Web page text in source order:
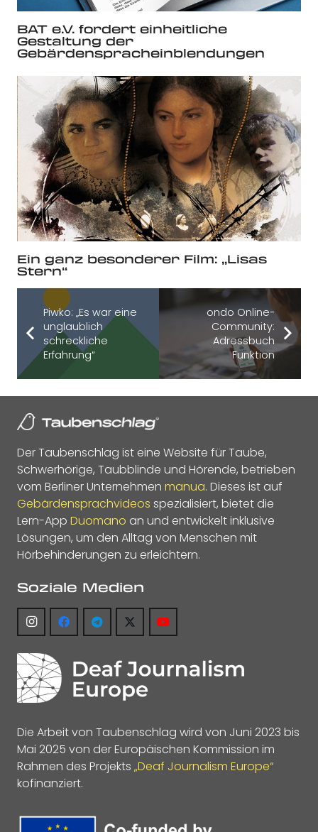
BAT e.V. fordert einheitliche
Gestaltung der
Gebärdenspracheinblendungen
Ein ganz besonderer Film: „Lisas
Stern“
Piwko: „Es war eine
unglaublich
schreckliche
Erfahrung“
ondo Online-
Community:
Adressbuch
Funktion
Der Taubenschlag ist eine Website für Taube,
Schwerhörige, Taubblinde und Hörende, betrieben
vom Berliner Unternehmen manua. Dieses ist auf
Gebärdensprachvideos spezialisiert, bietet die
Lern-App Duomano an und entwickelt inklusive
Lösungen, um den Alltag von Menschen mit
Hörbehinderungen zu erleichtern.
Soziale Medien
Die Arbeit von Taubenschlag wird von Juni 2023 bis
Mai 2025 von der Europäischen Kommission im
Rahmen des Projekts „Deaf Journalism Europe“
kofinanziert.